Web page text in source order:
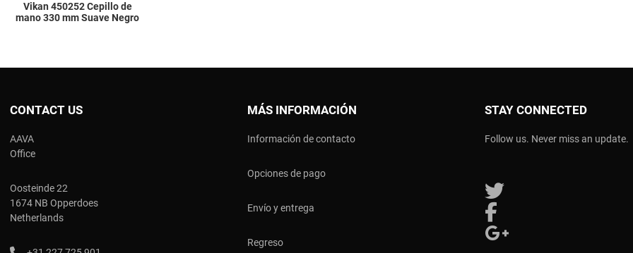
Vikan 450252 Cepillo de
mano 330 mm Suave Negro
CONTACT US
AAVA
Office
Oosteinde 22
1674 NB Opperdoes
Netherlands
MÁS INFORMACIÓN
Información de contacto
Opciones de pago
Envío y entrega
Regreso
STAY CONNECTED
Follow us. Never miss an update.
Follow us on Twitter